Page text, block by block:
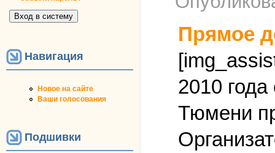
Навигация
Новое на сайте
Ваши голосования
Подшивки
Прямое
2010
Тюмени